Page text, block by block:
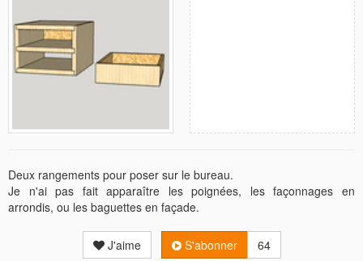
Deux rangements pour poser sur le bureau.
Je n'ai pas fait apparaître les poignées, les façonnages en
arrondis, ou les baguettes en façade.
J'aime S'abonner 64